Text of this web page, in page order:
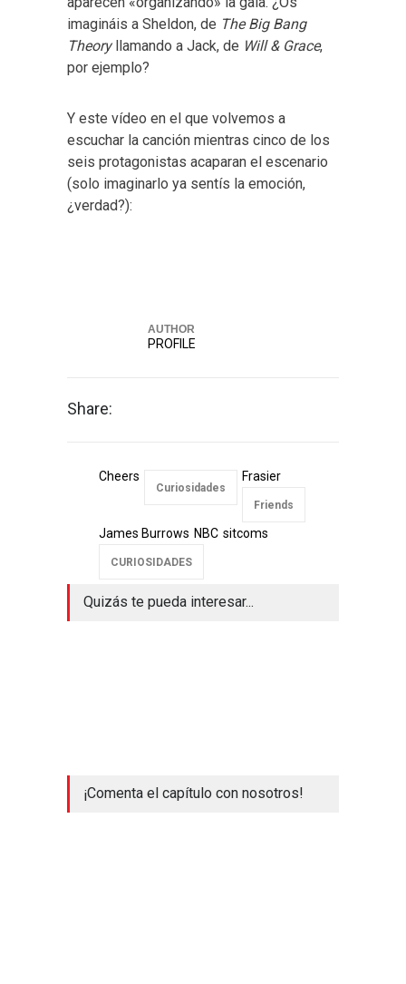
imagináis a Sheldon, de The Big Bang
Theoryllamando a Jack, de Will & Grace,
por ejemplo?
Y este vídeo en el que volvemos a
escuchar la canción mientras cinco de los
seis protagonistas acaparan el escenario
(solo imaginarlo ya sentís la emoción,
¿verdad?):
AUTHOR
PROFILE
Share:
Cheers
Curiosidades
Frasier
Friends
James Burrows NBC sitcoms
CURIOSIDADES
Quizás te pueda interesar...
¡Comenta el capítulo con nosotros!